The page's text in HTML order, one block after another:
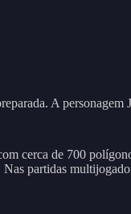
A personagem
cerca de 700
partidas